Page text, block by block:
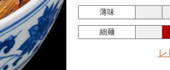
薄味
細麺